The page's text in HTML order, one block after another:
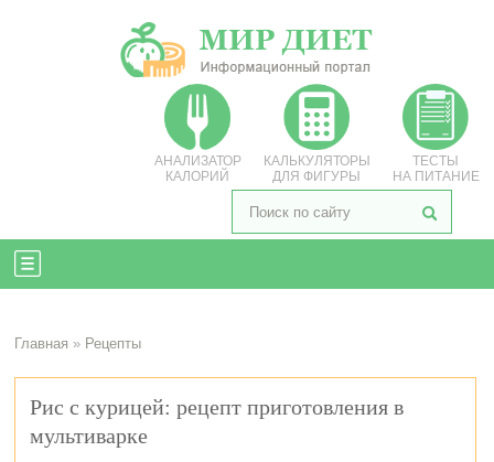
АНАЛИЗАТОР
КАЛОРИЙ
КАЛЬКУЛЯТОРЫ
ДЛЯ ФИГУРЫ
ТЕСТЫ
НА ПИТАНИЕ
Главная » Рецепты
Рис с курицей: рецепт приготовления в
мультиварке